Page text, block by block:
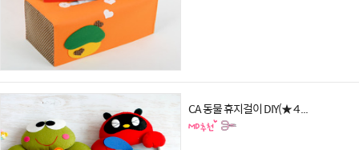
CA 동물 휴지걸이 DIY(★ 4 ...